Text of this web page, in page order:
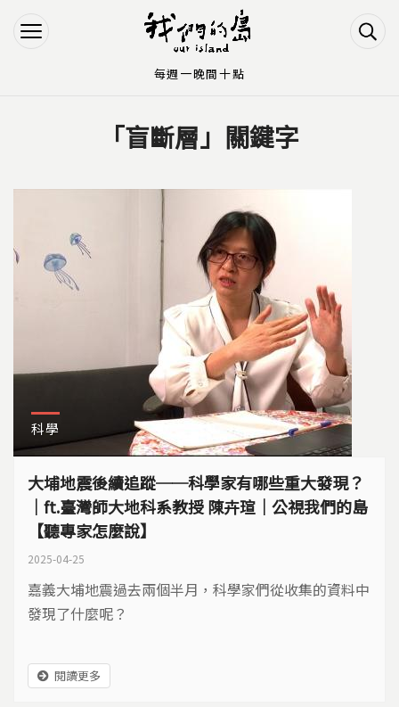
Jump to Navigation
Jump to Main content
「盲斷層」關鍵字
科學
大埔地震後續追蹤──科學家有哪些重大發現？
｜ft.臺灣師大地科系教授 陳卉瑄｜公視我們的島
【聽專家怎麼說】
2025-04-25
嘉義大埔地震過去兩個半月，科學家們從收集的資料中
發現了什麼呢？
閱讀更多
每週一晚間十點